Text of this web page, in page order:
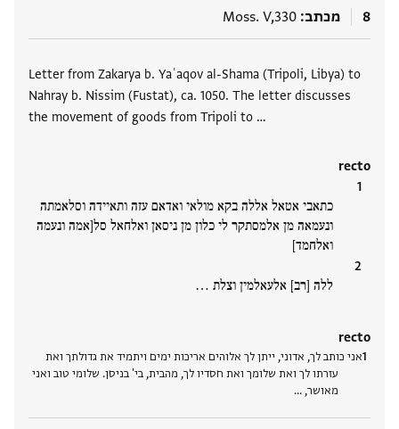
8 מכתב Moss. V,330
Letter from Zakarya b. Yaʿaqov al-Shama (Tripoli, Libya) to
Nahray b. Nissim (Fustat), ca. 1050. The letter discusses
the movement of goods from Tripoli to …
recto
כתאבי אטאל אללה בקא מולאי ואדאם עזה ותאיידה וסלאמתה
ונעמאה מן אלמסתקר לי כלון מן ניסאן ואלחאל סל[אמה ונעמה
ואלחמד]
ללה [רב] אלעאלמין וצלת ‮…
recto
אני כותב לך, אדוני, ייתן לך אלוהים אריכות ימים ויתמיד את גדולתך ואת
עזרתו לך ואת שלומך ואת חסדיו לך, מהבית, בי' בניסן. שלומי טוב ואני
מאושר, ‮…